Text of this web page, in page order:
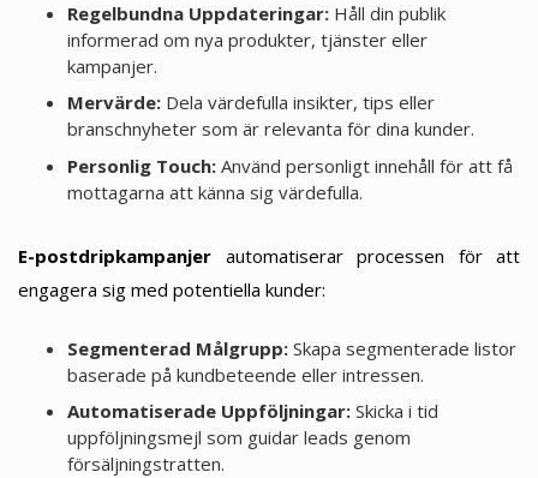
Regelbundna Uppdateringar:Håll din publik
informerad om nya produkter, tjänster eller
kampanjer.
Mervärde:Dela värdefulla insikter, tips eller
branschnyheter som är relevanta för dina kunder.
Personlig Touch:Använd personligt innehåll för att få
mottagarna att känna sig värdefulla.
E-postdripkampanjer automatiserar processen för att
engagera sig med potentiella kunder:
Segmenterad Målgrupp:Skapa segmenterade listor
baserade på kundbeteende eller intressen.
Automatiserade Uppföljningar:Skicka i tid
uppföljningsmejl som guidar leads genom
försäljningstratten.